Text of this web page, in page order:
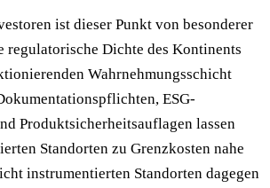
ist dieser Punkt von besonderer
regulatorische Dichte des Kontinents
Wahrnehmungsschicht
ESG-
Produktsicherheitsauflagen lassen
Standorten zu Grenzkosten nahe
instrumentierten Standorten dagegen